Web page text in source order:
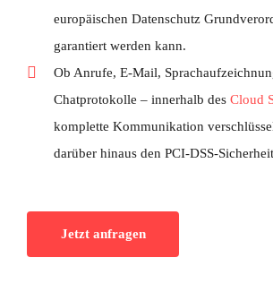
europäischen Datenschutz
garantiert werden kann.
Ob Anrufe, E-Mail,
Chatprotokolle – innerhalb des Cloud
komplette Kommunikation
darüber hinaus den PCI-DSS-
Jetzt anfragen